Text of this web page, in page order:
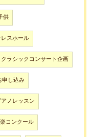
供
スホール
クラシックコンサート企画
申し込み
アノレッスン
コンクール